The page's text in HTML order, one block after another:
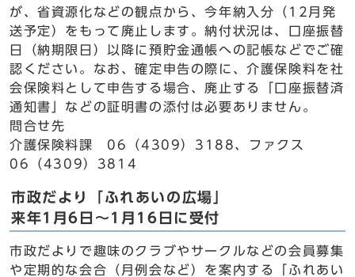
が、省資源化などの観点から、今年納入分（12月発
送予定）をもって廃止します。納付状況は、口座振替
日（納期限日）以降に預貯金通帳への記帳などでご確
認ください。なお、確定申告の際に、介護保険料を社
会保険料として申告する場合、廃止する「口座振替済
通知書」などの証明書の添付は必要ありません。
問合せ先
介護保険料課 06（4309）3188、ファクス
06（4309）3814
市政だより「ふれあいの広場」
来年1月6日～1月16日に受付
市政だよりで趣味のクラブやサークルなどの会員募集
や定期的な会合（月例会など）を案内する「ふれあい